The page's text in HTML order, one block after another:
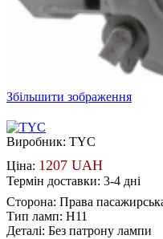
Збільшити зображення
Виробник: TYC
Ціна: 1207 UAH
Термін доставки: 3-4 дні
Сторона: Права
Тип ламп: H11
Деталі: Без патрону лампи